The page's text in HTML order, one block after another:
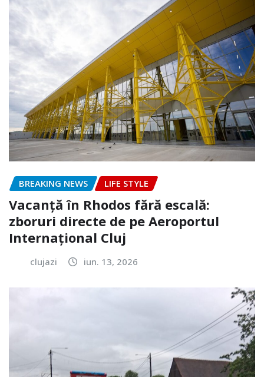
BREAKING NEWS LIFE STYLE
Vacanță în Rhodos fără escală:
zboruri directe de pe Aeroportul
Internațional Cluj
clujazi iun. 13, 2026